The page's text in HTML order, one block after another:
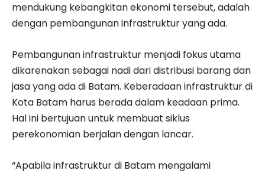
mendukung kebangkitan ekonomi tersebut, adalah
dengan pembangunan infrastruktur yang ada.
Pembangunan infrastruktur menjadi fokus utama
dikarenakan sebagai nadi dari distribusi barang dan
jasa yang ada di Batam. Keberadaan infrastruktur di
Kota Batam harus berada dalam keadaan prima.
Hal ini bertujuan untuk membuat siklus
perekonomian berjalan dengan lancar.
“Apabila infrastruktur di Batam mengalami